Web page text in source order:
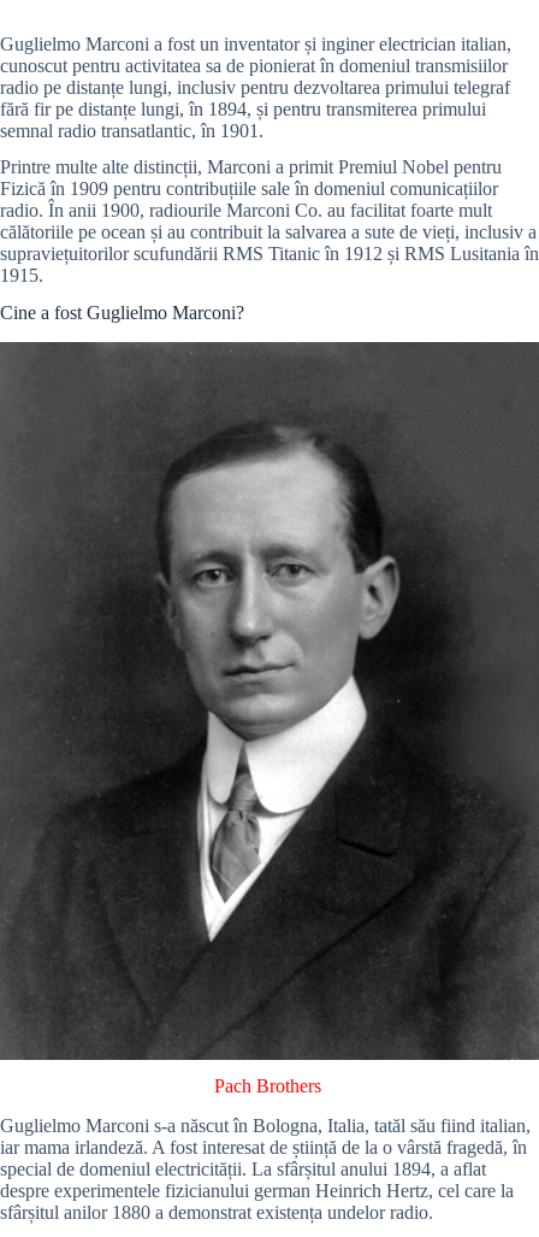
Guglielmo Marconi a fost un inventator și inginer electrician italian,
cunoscut pentru activitatea sa de pionierat în domeniul transmisiilor
radio pe distanțe lungi, inclusiv pentru dezvoltarea primului telegraf
fără fir pe distanțe lungi, în 1894, și pentru transmiterea primului
semnal radio transatlantic, în 1901.
Printre multe alte distincții, Marconi a primit Premiul Nobel pentru
Fizică în 1909 pentru contribuțiile sale în domeniul comunicațiilor
radio. În anii 1900, radiourile Marconi Co. au facilitat foarte mult
călătoriile pe ocean și au contribuit la salvarea a sute de vieți, inclusiv a
supraviețuitorilor scufundării RMS Titanic în 1912 și RMS Lusitania în
1915.
Cine a fost Guglielmo Marconi?
Pach Brothers
Guglielmo Marconi s-a născut în Bologna, Italia, tatăl său fiind italian,
iar mama irlandeză. A fost interesat de știință de la o vârstă fragedă, în
special de domeniul electricității. La sfârșitul anului 1894, a aflat
despre experimentele fizicianului german Heinrich Hertz, cel care la
sfârșitul anilor 1880 a demonstrat existența undelor radio.